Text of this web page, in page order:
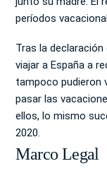
períodos
Tras la declaración
viajar a España a
tampoco pudieron
pasar las
ellos, lo mismo
2020.
Marco Legal